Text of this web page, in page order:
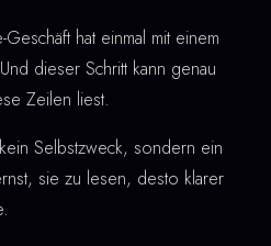
hat einmal mit einem
dieser Schritt kann genau
Zeilen liest.
Selbstzweck, sondern ein
sie zu lesen, desto klarer